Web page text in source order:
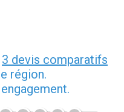
3 devis comparatifs
région.